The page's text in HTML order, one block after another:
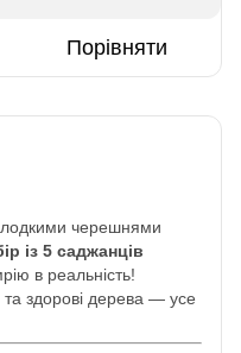
Порівняти
черешнями
із 5 саджанців
в реальність!
та здорові дерева — усе